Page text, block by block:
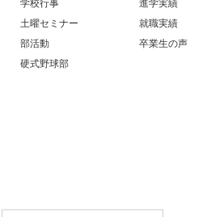
学校行事
土曜セミナー
部活動
硬式野球部
進学実績
就職実績
卒業生の声